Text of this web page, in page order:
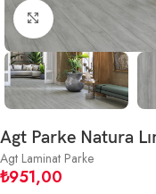
Büyütmek için
Agt Parke Natura
Agt Laminat Parke
₺951,00